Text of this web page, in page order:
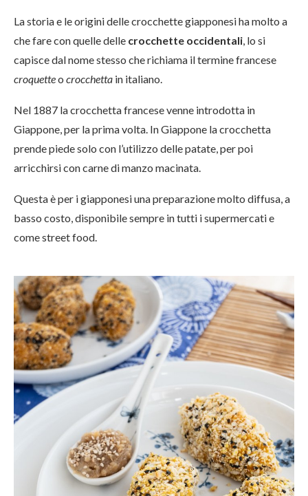
Lastoria e le origini delle crocchette giapponesi ha molto a
che fare con quelle delle crocchette occidentali , lo si
capisce dal nome stesso che richiama il termine francese
croquetteo crocchetta in italiano.
Nel 1887 la crocchetta francese venne introdotta in
Giappone, per la prima volta. In Giappone la crocchetta
prende piede solo con l’utilizzo delle patate, per poi
arricchirsi con carne di manzo macinata.
Questa è per i giapponesi una preparazione molto diffusa, a
basso costo, disponibile sempre in tutti i supermercati e
come street food.